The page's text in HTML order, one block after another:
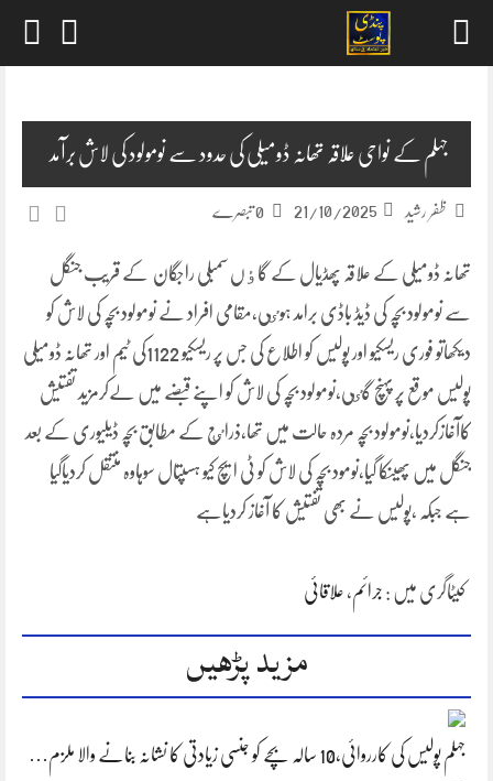
جہلم کے نواحی علاقہ تھانہ ڈومیلی کی حدود سے نومولود کی لاش برآمد
ظفر رشید 21/10/2025
تھانہ ڈومیلی کے علاقہ پھڈیال کے گاٶں سمبلی راجگان کے قریب جنگل
سے نومولود بچہ کی ڈیڈ باڈی برامد ہوٸی،مقامی افراد نے نومولود بچہ کی لاش کو
دیکھاتو فوری ریسکیو اور پولیس کو اطلاع کی جس پر ریسکیو 1122کی ٹیم اور تھانہ ڈومیلی
پولیس موقع پر پہنچ گٸی،نومولود بچہ کی لاش کو اپنے قبضے میں لےکرمزید تفتیش
کاآغازکردیا،نومولود بچہ مردہ حالت میں تھا،ذراٸع کے مطابق بچہ ڈیلیوری کے بعد
جنگل میں پھینکا گیا،نومود بچہ کی لاش کو ٹی ایچ کیو ہسپتال سوہاوہ منتقل کردیاگیا
ہے جبکہ ،پولیس نے بھی تفتیش کا آغاز کردیاہے
کیٹاگری میں : جرائم ، علاقائی
مزید پڑھیں
جہلم پولیس کی کارروائی،10 سالہ بچے کو جنسی زیادتی کا نشانہ بنانے والا ملزم…